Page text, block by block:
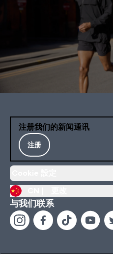
注册我们的新闻通讯
注册
与我们联系